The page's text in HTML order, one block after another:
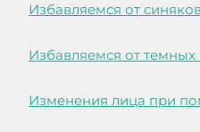
Избавляемся от
Избавляемся от темных
Изменения лица при